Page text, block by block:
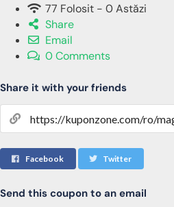
77 Folosit - 0 Astăzi
Share
Email
0 Comments
Share it with your friends
Facebook Twitter
Send this coupon to an email